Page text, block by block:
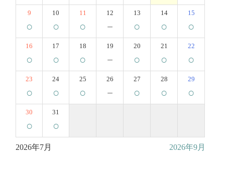
9
○
10
○
11
○
12
－
13
○
14
○
15
○
16
○
17
○
18
○
19
－
20
○
21
○
22
○
23
○
24
○
25
○
26
－
27
○
28
○
29
○
30
○
31
○
2026年7月 2026年9月